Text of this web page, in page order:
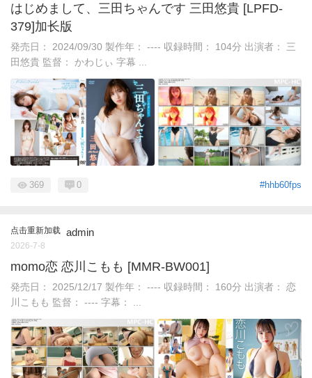
はじめまして、三田ちゃんです 三田悠貴 [LPFD-
379]加长版
発売日： 2024/09/30 製作年： ---- 収録時間： 104分 出演者： 三
田悠貴 監督： かわじぃ 字幕 ...
#hhb60fps
369 0
点击重新加载 admin
2026-7-8
momo恋 恋川こもも [MMR-BW001]
発売日： 2025/12/17 製作年： ---- 収録時間： 160分 出演者： 恋
川こもも 監督： ---- 字幕： ...